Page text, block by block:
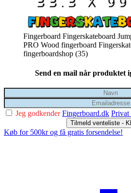
Fingerboard Fingerskateboard
PRO Wood fingerboard
fingerboardshop (35)
Send en mail når produktet
Jeg godkenderFingerboard.dk
Tilmeld venteliste -
Køb for 500kr og få gratis forsendelse!